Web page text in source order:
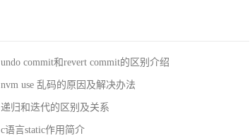
undo commit和revert commit的区别介绍
nvm use 乱码的原因及解决办法
递归和迭代的区别及关系
c语言static作用简介